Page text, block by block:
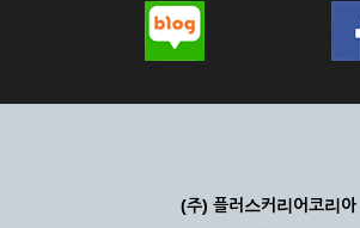
(주) 플러스커리어코리아